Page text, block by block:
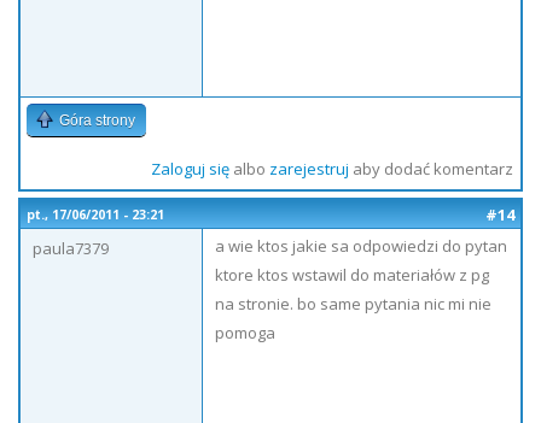
Góra strony
Zaloguj sięalbo zarejestruj aby dodać komentarz
pt., 17/06/2011 - 23:21
#14
paula7379
a wie ktos jakie sa odpowiedzi do pytan
ktore ktos wstawil do materiałów z pg
na stronie. bo same pytania nic mi nie
pomoga